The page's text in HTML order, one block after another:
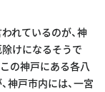
れているのが、神
けになるそうで
この神戸にある各八
神戸市内には、一宮